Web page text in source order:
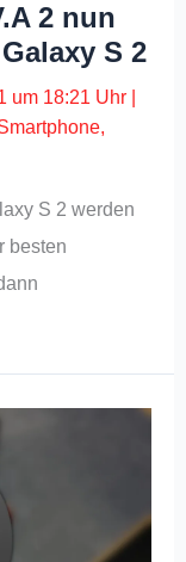
2 nun
S 2
um 18:21 Uhr
,
S 2 werden
besten